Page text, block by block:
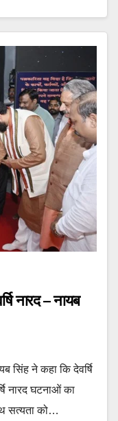
नारद – नायब
सिंह ने कहा कि देवर्षि
नारद घटनाओं का
सत्यता को…